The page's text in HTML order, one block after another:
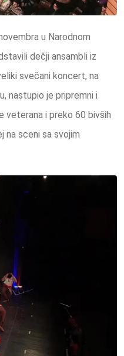
u Narodnom
dečji ansambli iz
svečani koncert, na
nastupio je pripremni i
veterana i preko 60 bivših
na sceni sa svojim